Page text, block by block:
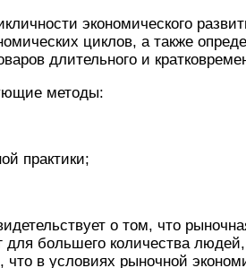
экономического
циклов, а также
длительного и
методы:
практики;
о том, что
для большего количества
что в условиях рыночной